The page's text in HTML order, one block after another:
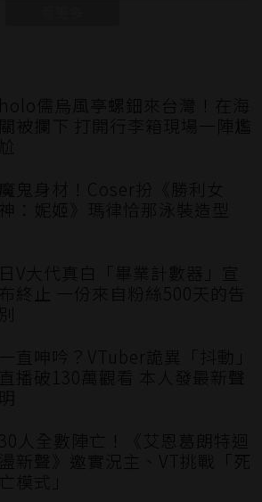
holo儒烏風亭螺鈿來台灣！在海
關被攔下 打開行李箱現場一陣尷
尬
魔鬼身材！Coser扮《勝利女
神：妮姬》瑪律恰那泳裝造型
日V大代真白「畢業計數器」宣
布終止 一份來自粉絲500天的告
別
一直呻吟？VTuber詭異「抖動」
直播破130萬觀看 本人發最新聲
明
30人全數陣亡！《艾恩葛朗特迴
盪新聲》邀實況主、VT挑戰「死
亡模式」